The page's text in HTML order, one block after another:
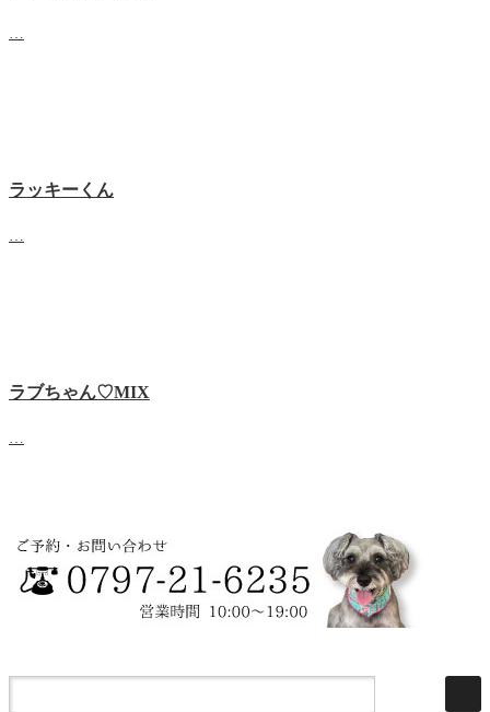
ラッキーくん
ラブちゃん♡MIX